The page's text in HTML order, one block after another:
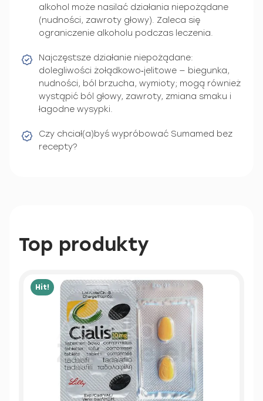
alkohol może nasilać działania niepożądane
(nudności, zawroty głowy). Zaleca się
ograniczenie alkoholu podczas leczenia.
Najczęstsze działanie niepożądane:
dolegliwości żołądkowo‑jelitowe — biegunka,
nudności, ból brzucha, wymioty; mogą również
wystąpić ból głowy, zawroty, zmiana smaku i
łagodne wysypki.
Czy chciał(a)byś wypróbować Sumamed bez
recepty?
Top produkty
Hit!